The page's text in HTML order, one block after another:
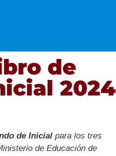
de
2024
de Inicial para los tres
de Educación de